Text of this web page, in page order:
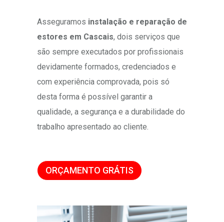
Asseguramos instalação e reparação de
estores em Cascais, dois serviços que
são sempre executados por profissionais
devidamente formados, credenciados e
com experiência comprovada, pois só
desta forma é possível garantir a
qualidade, a segurança e a durabilidade do
trabalho apresentado ao cliente.
ORÇAMENTO GRÁTIS